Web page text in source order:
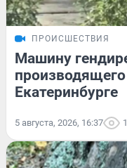
ПРОИСШЕСТВИЯ
Машину
Екатеринбурге
5 августа, 2026, 16:37